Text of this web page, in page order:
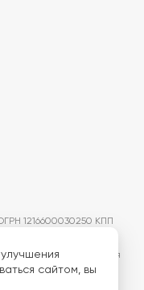
1216600030250 КПП
офертой. Изображения
оставляет за
товаров без
это не влияет на
сайтом, вы